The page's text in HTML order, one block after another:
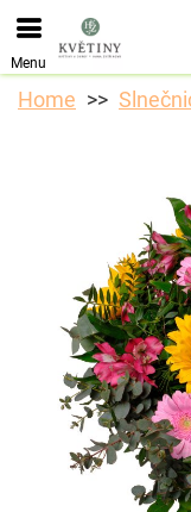
Objednávky
Najskorší
Menu
Home